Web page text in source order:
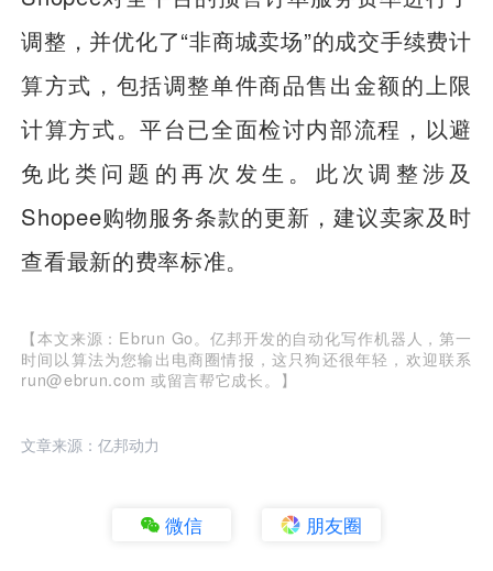
调整，并优化了“非商城卖场”的成交手续费计
算方式，包括调整单件商品售出金额的上限
计算方式。平台已全面检讨内部流程，以避
免此类问题的再次发生。此次调整涉及
Shopee购物服务条款的更新，建议卖家及时
查看最新的费率标准。
【本文来源：Ebrun Go。亿邦开发的自动化写作机器人，第一
时间以算法为您输出电商圈情报，这只狗还很年轻，欢迎联系
run@ebrun.com 或留言帮它成长。】
文章来源：亿邦动力
微信 朋友圈